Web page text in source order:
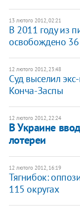
13 лютого 2012, 02:21
В 2011 году из
освобождено
12 лютого 2012, 23:48
Суд выселил
Конча-Заспы
12 лютого 2012, 22:24
В Украине
лотереи
12 лютого 2012, 16:19
​Тягнибок:
115 округах